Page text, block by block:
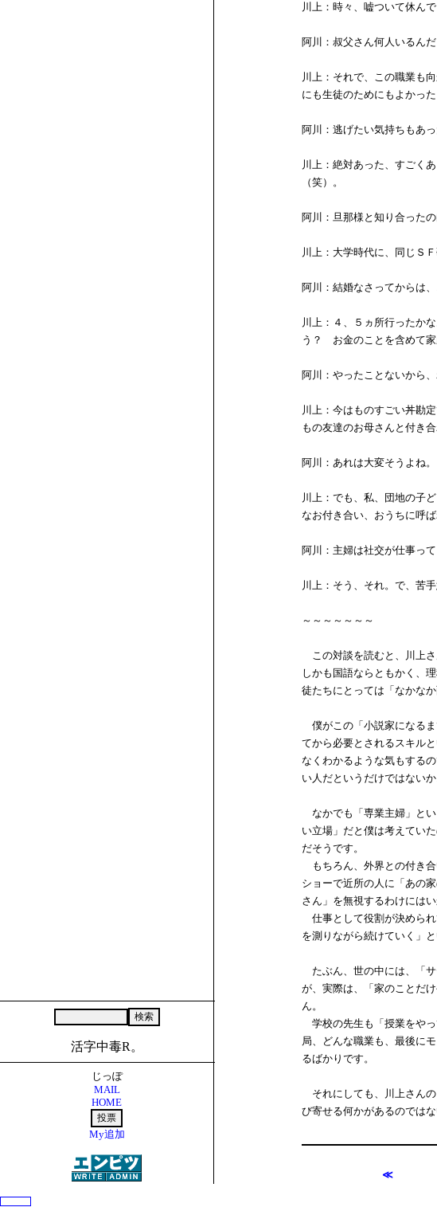
活字中毒R。
じっぽ
MAIL
HOME
My追加
川上：時々、嘘ついて休ん
阿川：叔父さん何人いるんだ
川上：それで、この職業も
にも生徒のためにもよかっ
阿川：逃げたい気持ちもあっ
川上：絶対あった、すごく
（笑）。
阿川：旦那様と知り合ったの
川上：大学時代に、同じＳ
阿川：結婚なさってからは
川上：４、５ヵ所行ったか
う？ お金のことを含めて家
阿川：やったことないから、
川上：今はものすごい丼勘
もの友達のお母さんと付き
阿川：あれは大変そうよね。
川上：でも、私、団地の子
なお付き合い、おうちに呼
阿川：主婦は社交が仕事っ
川上：そう、それ。で、苦
～～～～～～～
この対談を読むと、川上さ
しかも国語ならともかく、
徒たちにとっては「なかな
僕がこの「小説家になるま
てから必要とされるスキル
なくわかるような気もする
い人だというだけではない
なかでも「専業主婦」とい
い立場」だと僕は考えてい
だそうです。
もちろん、外界との付き合
ショーで近所の人に「あの
さん」を無視するわけにはい
仕事として役割が決められ
を測りながら続けていく」
たぶん、世の中には、「サ
が、実際は、「家のことだ
ん。
学校の先生も「授業をやっ
局、どんな職業も、最後に
るばかりです。
それにしても、川上さんの
び寄せる何かがあるのでは
≪